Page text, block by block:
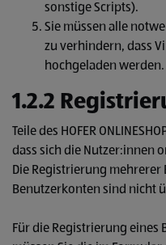
sonstige Scripts).
Sie müssen alle
zu verhindern, dass
hochgeladen werden.
1.2.2
Teile des HOFER
dass sich die Nutzer:innen
Die Registrierung
Benutzerkonten sind nicht
Für die Registrierung eines